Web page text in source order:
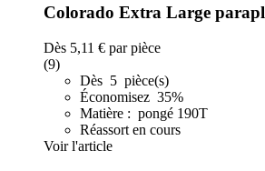
Colorado Extra Large
Dès 5,11 € par pièce
(9)
Dès 5 pièce(s)
Économisez 35%
Matière : pongé 190T
Réassort en cours
Voir l'article